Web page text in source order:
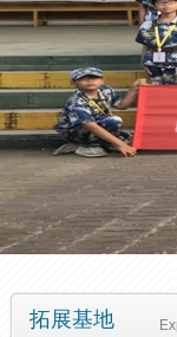
拓展基地